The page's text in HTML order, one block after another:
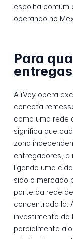
escolha comum
operando no
Para
A iVoy opera
conecta
como uma rede
significa que
zona
entregadores, e
ligando uma
sido o mercado
parte da rede
concentrada lá.
investimento da
parcialmente